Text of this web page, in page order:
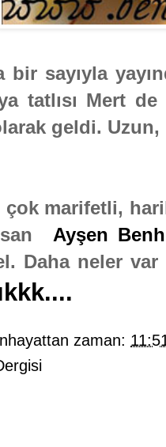
bir sayıyla
tatlısı Mert de
geldi.
marifetli,
Ayşen
Daha neler
zaman: